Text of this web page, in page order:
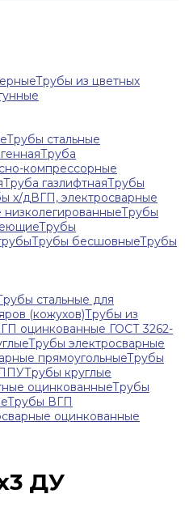
Трубы из цветных
Трубы стальные
Труба
компрессорные
Труба газлифтнаяТрубы
х/дВГП, электросварные
Трубы
Трубы
Трубы бесшовныеТрубы
стальные для
(кожухов)Трубы из
оцинкованные ГОСТ 3262-
Трубы электросварные
прямоугольныеТрубы
ППУТрубы круглые
оцинкованныеТрубы
Трубы ВГП
оцинкованные
ДУ